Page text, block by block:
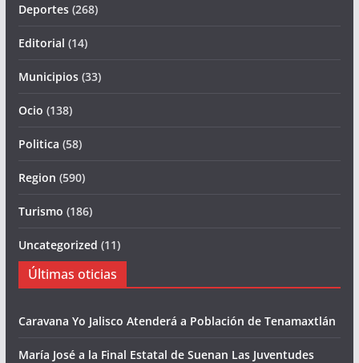
Deportes(268)
Editorial (14)
Municipios(33)
Ocio (138)
Politica (58)
Region (590)
Turismo (186)
Uncategorized (11)
Últimas oticias
Caravana Yo Jalisco Atenderá a Población de Tenamaxtlán
María José a la Final Estatal de Suenan Las Juventudes